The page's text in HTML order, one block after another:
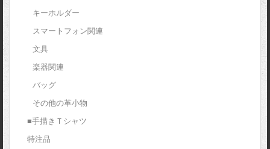
キーホルダー
スマートフォン関連
文具
楽器関連
バッグ
その他の革小物
■手描きＴシャツ
特注品